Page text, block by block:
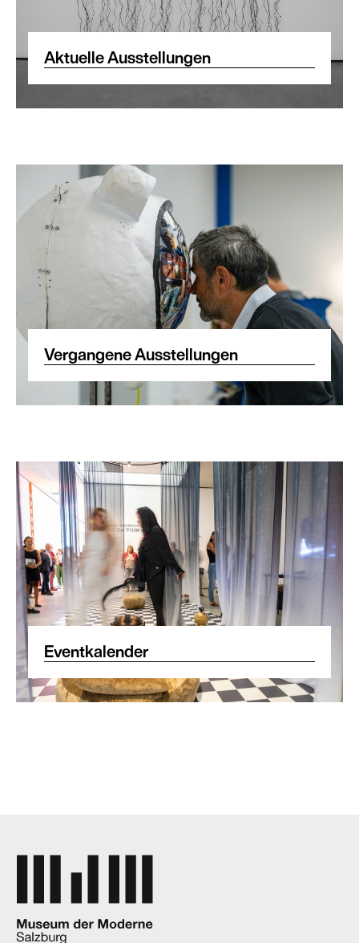
Aktuelle Ausstellungen
Vergangene Ausstellungen
Eventkalender